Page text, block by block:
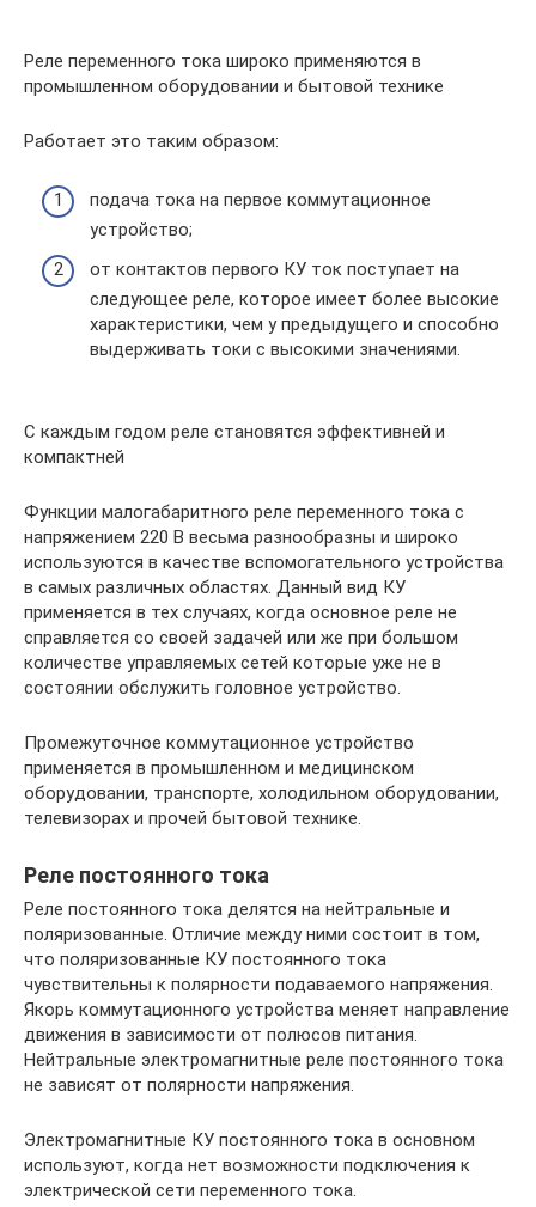
Реле переменного тока широко применяются в
промышленном оборудовании и бытовой технике
Работает это таким образом:
подача тока на первое коммутационное
устройство;
от контактов первого КУ ток поступает на
следующее реле, которое имеет более высокие
характеристики, чем у предыдущего и способно
выдерживать токи с высокими значениями.
С каждым годом реле становятся эффективней и
компактней
Функции малогабаритного реле переменного тока с
напряжением 220 В весьма разнообразны и широко
используются в качестве вспомогательного устройства
в самых различных областях. Данный вид КУ
применяется в тех случаях, когда основное реле не
справляется со своей задачей или же при большом
количестве управляемых сетей которые уже не в
состоянии обслужить головное устройство.
Промежуточное коммутационное устройство
применяется в промышленном и медицинском
оборудовании, транспорте, холодильном оборудовании,
телевизорах и прочей бытовой технике.
Реле постоянного тока
Реле постоянного тока делятся на нейтральные и
поляризованные. Отличие между ними состоит в том,
что поляризованные КУ постоянного тока
чувствительны к полярности подаваемого напряжения.
Якорь коммутационного устройства меняет направление
движения в зависимости от полюсов питания.
Нейтральные электромагнитные реле постоянного тока
не зависят от полярности напряжения.
Электромагнитные КУ постоянного тока в основном
используют, когда нет возможности подключения к
электрической сети переменного тока.